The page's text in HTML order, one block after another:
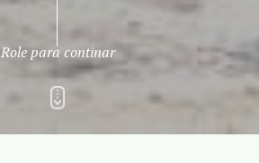
Role para continar